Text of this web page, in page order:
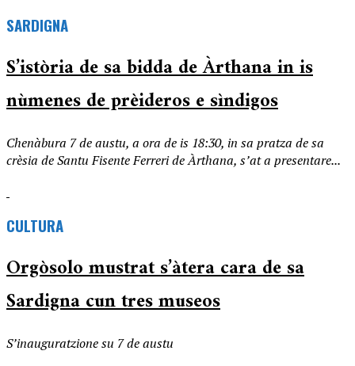
SARDIGNA
S’istòria de sa bidda de Àrthana in is
nùmenes de prèideros e sìndigos
Chenàbura 7 de austu, a ora de is 18:30, in sa pratza de sa
crèsia de Santu Fisente Ferreri de Àrthana, s’at a presentare...
CULTURA
Orgòsolo mustrat s’àtera cara de sa
Sardigna cun tres museos
S’inauguratzione su 7 de austu